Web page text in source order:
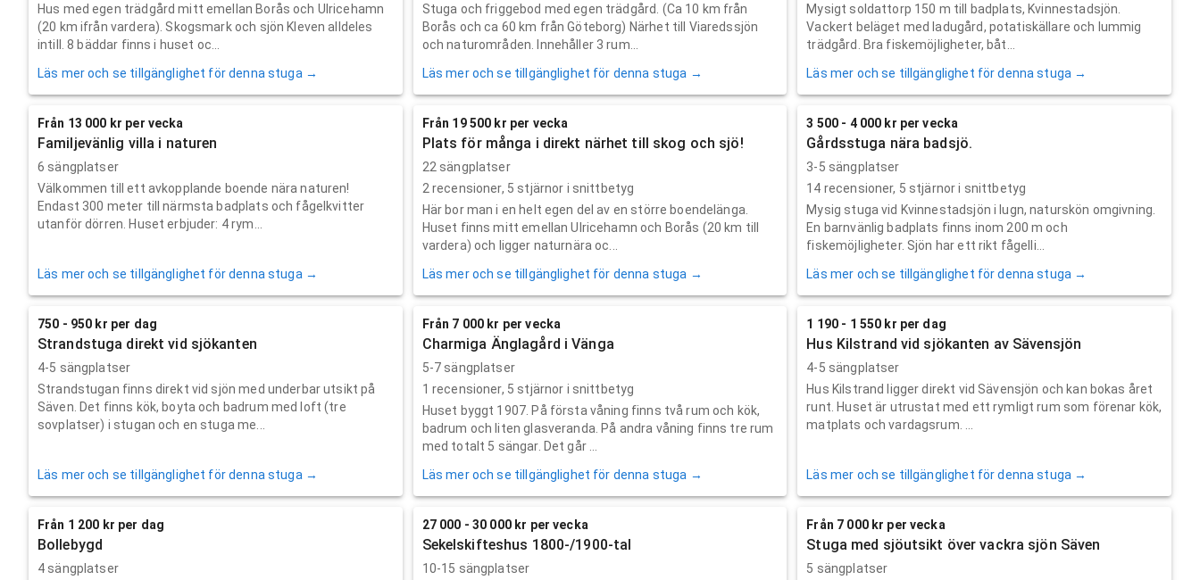
Hus med egen trädgård mitt emellan Borås och Ulricehamn
(20 km ifrån vardera). Skogsmark och sjön Kleven alldeles
intill. 8 bäddar finns i huset oc...
Läs mer och se tillgänglighet för denna stuga →
Stuga och friggebod med egen trädgård. (Ca 10 km från
Borås och ca 60 km från Göteborg) Närhet till Viaredssjön
och naturområden. Innehåller 3 rum...
Läs mer och se tillgänglighet för denna stuga →
Mysigt soldattorp 150 m till badplats, Kvinnestadsjön.
Vackert beläget med ladugård, potatiskällare och lummig
trädgård. Bra fiskemöjligheter, båt...
Läs mer och se tillgänglighet för denna stuga →
Från 13 000 kr per vecka
Familjevänlig villa i naturen
6 sängplatser
Välkommen till ett avkopplande boende nära naturen!
Endast 300 meter till närmsta badplats och fågelkvitter
utanför dörren. Huset erbjuder: 4 rym...
Läs mer och se tillgänglighet för denna stuga →
Från 19 500 kr per vecka
Plats för många i direkt närhet till skog och sjö!
22 sängplatser
2 recensioner, 5 stjärnor i snittbetyg
Här bor man i en helt egen del av en större boendelänga.
Huset finns mitt emellan Ulricehamn och Borås (20 km till
vardera) och ligger naturnära oc...
Läs mer och se tillgänglighet för denna stuga →
3 500 - 4 000 kr per vecka
Gårdsstuga nära badsjö.
3-5 sängplatser
14 recensioner, 5 stjärnor i snittbetyg
Mysig stuga vid Kvinnestadsjön i lugn, naturskön omgivning.
En barnvänlig badplats finns inom 200 m och
fiskemöjligheter. Sjön har ett rikt fågelli...
Läs mer och se tillgänglighet för denna stuga →
750 - 950 kr per dag
Strandstuga direkt vid sjökanten
4-5 sängplatser
Strandstugan finns direkt vid sjön med underbar utsikt på
Säven. Det finns kök, boyta och badrum med loft (tre
sovplatser) i stugan och en stuga me...
Läs mer och se tillgänglighet för denna stuga →
Från 7 000 kr per vecka
Charmiga Änglagård i Vänga
5-7 sängplatser
1 recensioner, 5 stjärnor i snittbetyg
Huset byggt 1907. På första våning finns två rum och kök,
badrum och liten glasveranda. På andra våning finns tre rum
med totalt 5 sängar. Det går ...
Läs mer och se tillgänglighet för denna stuga →
1 190 - 1 550 kr per dag
Hus Kilstrand vid sjökanten av Sävensjön
4-5 sängplatser
Hus Kilstrand ligger direkt vid Sävensjön och kan bokas året
runt. Huset är utrustat med ett rymligt rum som förenar kök,
matplats och vardagsrum. ...
Läs mer och se tillgänglighet för denna stuga →
Från 1 200 kr per dag
Bollebygd
4 sängplatser
27 000 - 30 000 kr per vecka
Sekelskifteshus 1800-/1900-tal
10-15 sängplatser
Från 7 000 kr per vecka
Stuga med sjöutsikt över vackra sjön Säven
5 sängplatser